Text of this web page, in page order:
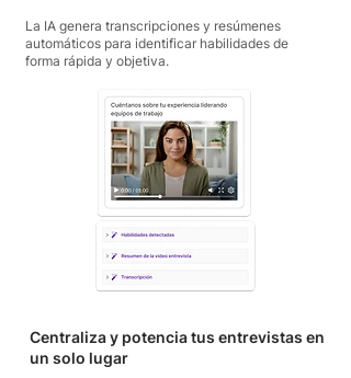
La IA genera transcripciones y resúmenes
automáticos para identificar habilidades de
forma rápida y objetiva.
Centraliza y potencia tus entrevistas en
un solo lugar